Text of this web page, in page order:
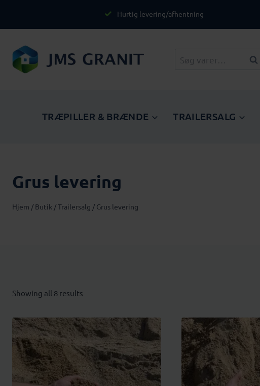
Hurtig levering/afhentning
Søg
TRÆPILLER & BRÆNDE TRAILERSALG
Grus levering
Hjem / Butik /Trailersalg / Grus levering
Showing all 8 results